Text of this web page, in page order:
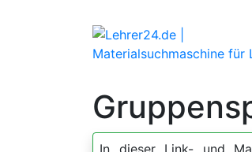
In dieser Link- und